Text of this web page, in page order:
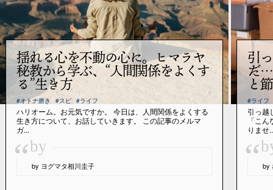
揺れる心を不動の心に。ヒマラヤ
秘教から学ぶ、“人間関係をよくす
る”生き方
#オトナ磨き #スピ #ライフ
ハリオーム。お元気ですか。 今日は、人間関係をよくする
生き方について、お話していきます。 この記事のメルマ
ガ...
“by
by ヨグマタ相川圭子
引
だ…
と
#ライフ
引っ越
「こ
りませ
“ by